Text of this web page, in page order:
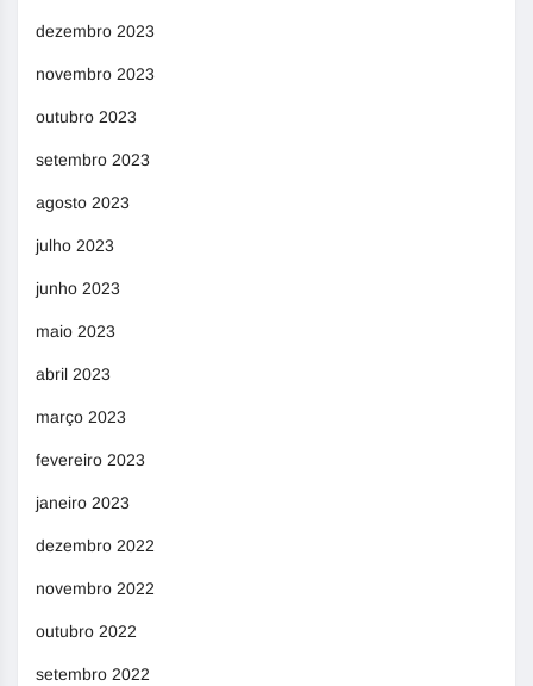
dezembro 2023
novembro 2023
outubro 2023
setembro 2023
agosto 2023
julho 2023
junho 2023
maio 2023
abril 2023
março 2023
fevereiro 2023
janeiro 2023
dezembro 2022
novembro 2022
outubro 2022
setembro 2022